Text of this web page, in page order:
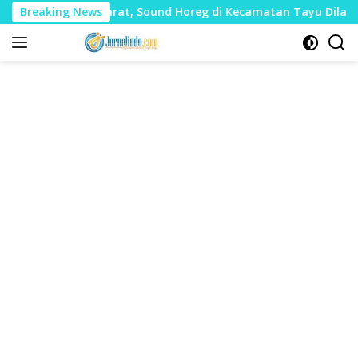
Langsung
ke
konten
Breaking NewsSound Horeg di Kecamatan Tayu Dilarang